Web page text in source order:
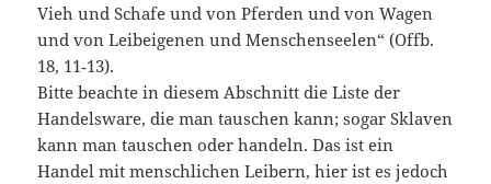
Vieh und Schafe und von Pferden und von Wagen
und von Leibeigenen und Menschenseelen“ (Offb.
18, 11‑13).
Bitte beachte in diesem Abschnitt die Liste der
Handelsware, die man tauschen kann; sogar Sklaven
kann man tauschen oder handeln. Das ist ein
Handel mit menschlichen Leibern, hier ist es jedoch